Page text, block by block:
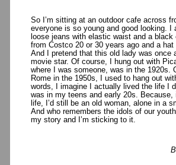
So I’m sitting at an outdoor cafe across
everyone is so young and good looking. I
loose jeans with elastic waist and a black
from Costco 20 or 30 years ago and a hat
And I pretend that this old lady was once
movie star. Of course, I hung out with
where I was someone, was in the 1920s.
Rome in the 1950s, I used to hang out
words, I imagine I actually lived the life I
was in my teens and early 20s. Because,
life, I’d still be an old woman, alone in a
And who remembers the idols of our
my story and I’m sticking to it.